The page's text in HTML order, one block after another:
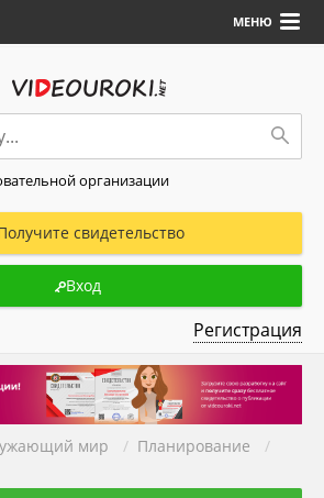
МЕНЮ
организации
свидетельство
Вход
Регистрация
мир / Планирование
/